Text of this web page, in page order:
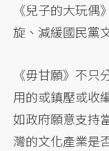
《兒子的大玩
旋、減緩國民黨
《毋甘願》不
用的或鎮壓或收
如政府願意支持
灣的文化產業是